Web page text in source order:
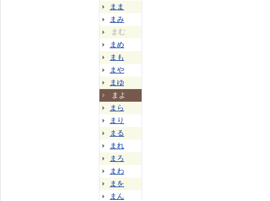
まま
まみ
まむ
まめ
まも
まや
まゆ
まよ
まら
まり
まる
まれ
まろ
まわ
まを
まん